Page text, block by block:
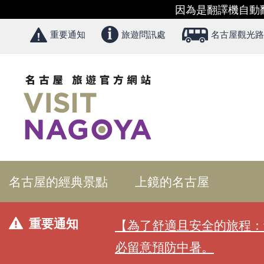
因為是翻譯機自動
重要通知 旅遊問訊處 名古屋觀光
名古屋的經典景點 上鏡的名古屋
重要通知
【為了舒適且安全的旅程
必留意預防中暑。